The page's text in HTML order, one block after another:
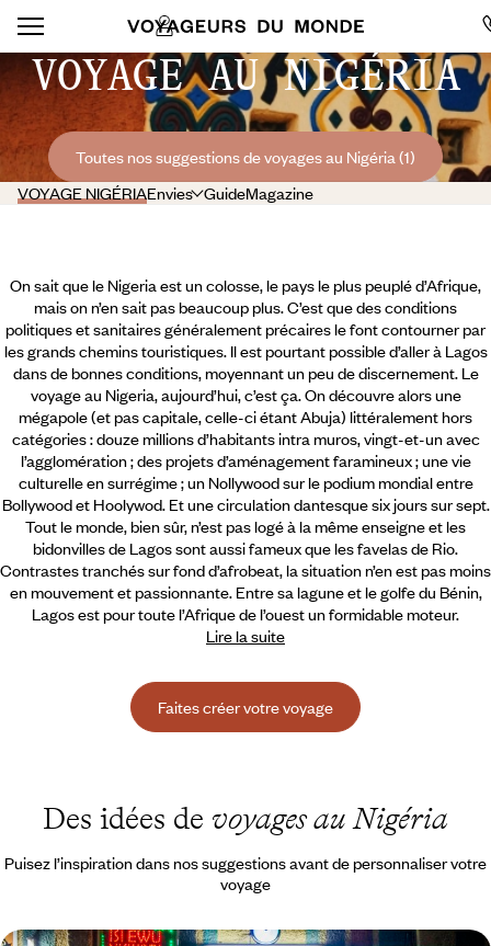
VOYAGE AU NIGÉRIA
Toutes nos suggestions de voyages au Nigéria (1)
VOYAGE NIGÉRIAEnvies GuideMagazine
On sait que le Nigeria est un colosse, le pays le plus peuplé d’Afrique,
mais on n’en sait pas beaucoup plus. C’est que des conditions
politiques et sanitaires généralement précaires le font contourner par
les grands chemins touristiques. Il est pourtant possible d’aller à Lagos
dans de bonnes conditions, moyennant un peu de discernement. Le
voyage au Nigeria, aujourd’hui, c’est ça. On découvre alors une
mégapole (et pas capitale, celle-ci étant Abuja) littéralement hors
catégories : douze millions d’habitants intra muros, vingt-et-un avec
l’agglomération ; des projets d’aménagement faramineux ;une vie
culturelle en surrégime ; un Nollywood sur le podium mondial entre
Bollywood et Hoolywod. Et une circulation dantesque six jours sur sept.
Tout le monde, bien sûr, n’est pas logé à la même enseigne et les
bidonvilles de Lagos sont aussi fameux que les favelas de Rio.
Contrastes tranchés sur fond d’afrobeat, la situation n’en est pas moins
en mouvement et passionnante. Entre sa lagune et le golfe du Bénin,
Lagos est pour toute l’Afrique de l’ouest un formidable moteur.
Lire la suite
Faites créer votre voyage
Des idées de voyages au Nigéria
Puisez l’inspiration dans nos suggestions avant de personnaliser votre
voyage